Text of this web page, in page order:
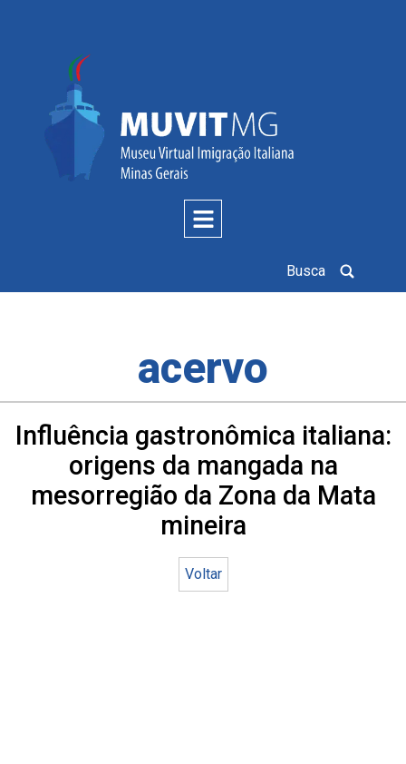
Busca
acervo
Influência gastronômica italiana:
origens da mangada na
mesorregião da Zona da Mata
mineira
Voltar